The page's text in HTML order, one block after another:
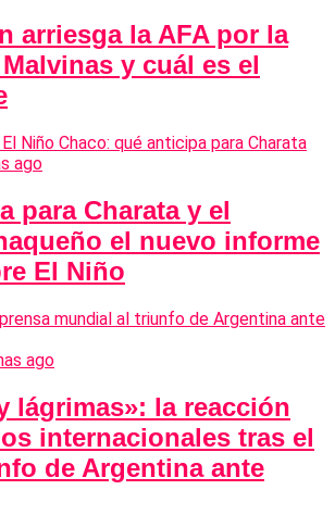
arriesga la AFA por la
y cuál es el
ago
para Charata y el
el nuevo informe
El Niño
ago
lágrimas»: la reacción
internacionales tras el
de Argentina ante